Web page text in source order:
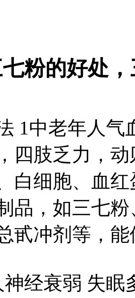
粉的好处
1中老年人
四肢乏力，
白细胞、血
品，如三七
甙冲剂等，
经衰弱 失